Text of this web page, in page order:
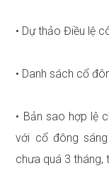
• Dự thảo Điều lệ
• Danh sách cổ
• Bản sao hợp lệ
với cổ đông
chưa quá 3 tháng,